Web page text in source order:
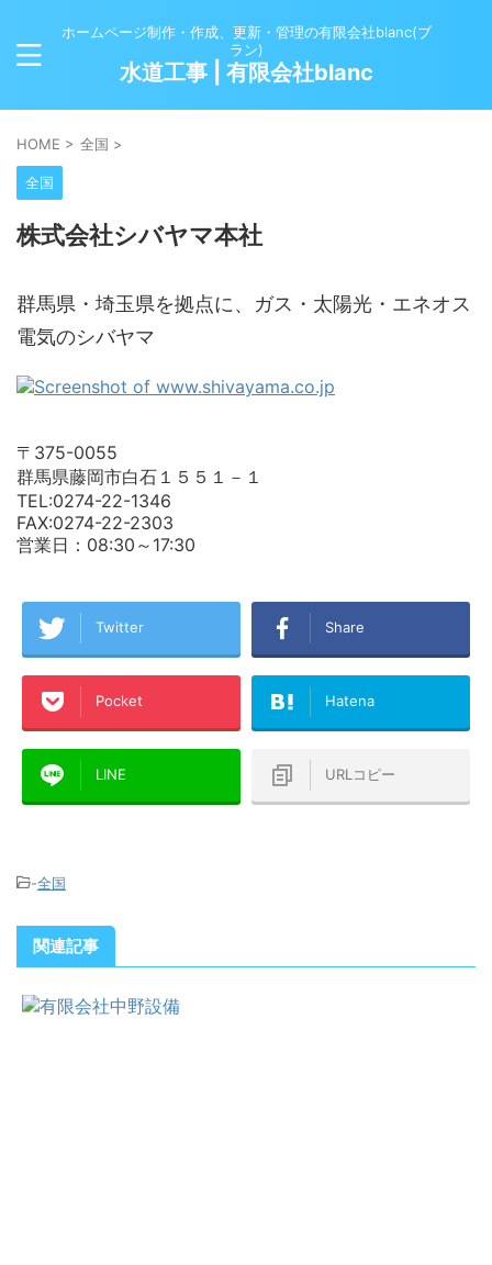
ホームページ制作・作成、更新・管理の有限会社blanc(ブ
ラン)
水道工事 | 有限会社blanc
HOME > 全国 >
全国
株式会社シバヤマ本社
群馬県・埼玉県を拠点に、ガス・太陽光・エネオス
電気のシバヤマ
〒375-0055
群馬県藤岡市白石１５５１－１
TEL:0274-22-1346
FAX:0274-22-2303
営業日：08:30～17:30
Twitter Share
Pocket Hatena
LINE URLコピー
-全国
関連記事